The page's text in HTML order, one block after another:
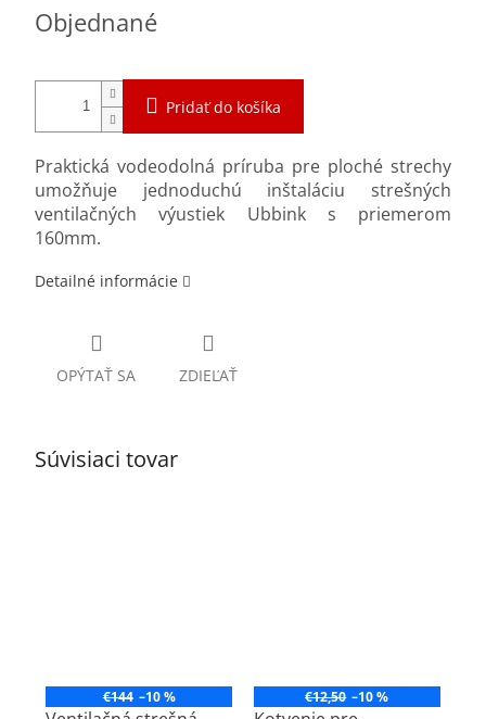
cena:
Objednané
Pridať do košíka
Praktická vodeodolná príruba pre ploché strechy
umožňuje jednoduchú inštaláciu strešných
ventilačných výustiek Ubbink s priemerom
160mm.
Detailné informácie
OPÝTAŤ SA ZDIEĽAŤ
Súvisiaci tovar
€144 –10 % €12,50 –10 %